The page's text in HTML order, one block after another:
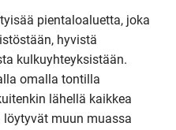
pientaloaluetta, joka
hyvistä
kulkuyhteyksistään.
omalla tontilla
lähellä kaikkea
muun muassa